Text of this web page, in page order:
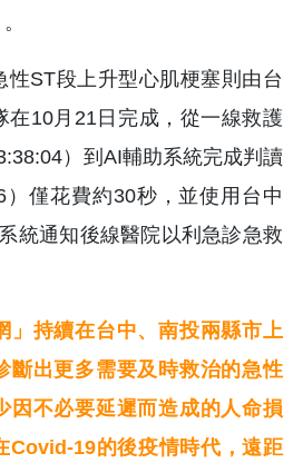
性ST段上升型心肌梗塞則由台
在10月21日完成，從一線救護
）到AI輔助系統完成判讀
）僅花費約30秒，並使用台中
統通知後線醫院以利急診急救
」持續在台中、南投兩縣市上
斷出更多需要及時救治的急性
因不必要延遲而造成的人命損
Covid-19的後疫情時代，遠距